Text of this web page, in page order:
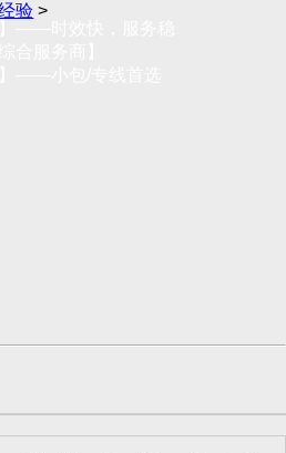
——时效快，服务稳
——小包/专线首选
验 >